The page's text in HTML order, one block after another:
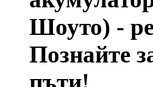
Шоуто) -
Познайте